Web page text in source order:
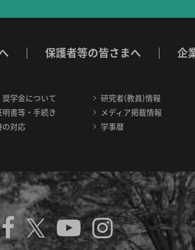
保護者等の皆さまへ 企
奨学金について
書等・手続き
の対応
研究者(教員)情報
メディア掲載情報
学事暦